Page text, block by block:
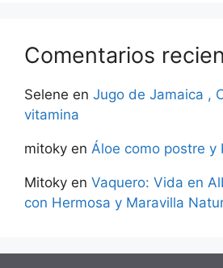
Comentarios
Selene en Jugo de Jamaica ,
vitamina
mitoky en Áloe como postre y
Mitoky en Vaquero: Vida en
con Hermosa y Maravilla